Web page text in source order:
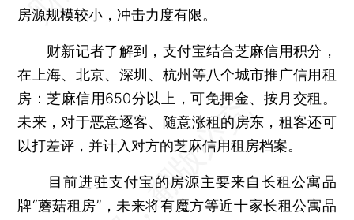
房源规模较小，冲击力度有限。
财新记者了解到，支付宝结合芝麻信用积分，
在上海、北京、深圳、杭州等八个城市推广信用租
房：芝麻信用650分以上，可免押金、按月交租。
未来，对于恶意逐客、随意涨租的房东，租客还可
以打差评，并计入对方的芝麻信用租房档案。
目前进驻支付宝的房源主要来自长租公寓品
牌“蘑菇租房”，未来将有魔方等近十家长租公寓品